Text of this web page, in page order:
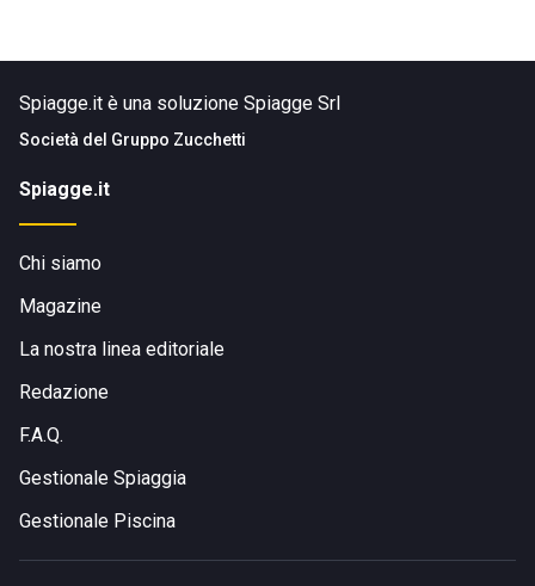
Spiagge.it è una soluzione Spiagge Srl
Società del Gruppo Zucchetti
Spiagge.it
Chi siamo
Magazine
La nostra linea editoriale
Redazione
F.A.Q.
Gestionale Spiaggia
Gestionale Piscina